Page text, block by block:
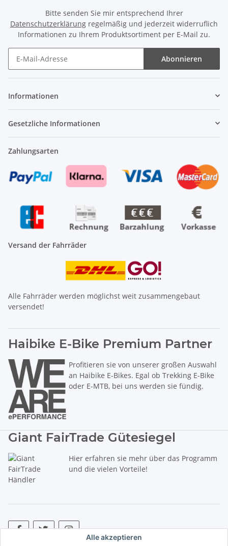
Alle akzeptieren
Bitte senden Sie mir entsprechend Ihrer
Datenschutzerklärung regelmäßig und jederzeit widerruflich
Informationen zu Ihrem Produktsortiment per E-Mail zu.
Abonnieren
Informationen
Gesetzliche Informationen
Zahlungsarten
Versand der Fahrräder
Alle Fahrräder werden möglichst weit zusammengebaut
versendet!
Haibike E-Bike Premium Partner
Profitieren sie von unserer großen Auswahl
an Haibike E-Bikes. Egal ob Trekking E-Bike
oder E-MTB, bei uns werden sie fündig.
Giant FairTrade Gütesiegel
Hier erfahren sie mehr über das Programm
und die vielen Vorteile!